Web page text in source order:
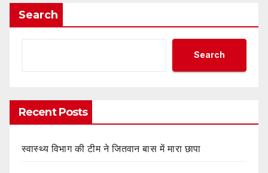
Search
Search
Recent Posts
स्वास्थ्य विभाग की टीम ने जितवान बास में मारा छापा